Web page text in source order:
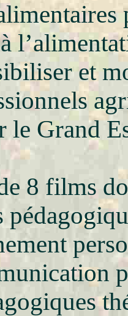
et
le Grand
8 films